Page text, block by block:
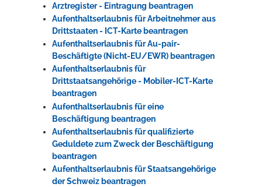
Arztregister - Eintragung beantragen
Aufenthaltserlaubnis für Arbeitnehmer aus
Drittstaaten - ICT-Karte beantragen
Aufenthaltserlaubnis für Au-pair-
Beschäftigte (Nicht-EU/EWR) beantragen
Aufenthaltserlaubnis für
Drittstaatsangehörige - Mobiler-ICT-Karte
beantragen
Aufenthaltserlaubnis für eine
Beschäftigung beantragen
Aufenthaltserlaubnis für qualifizierte
Geduldete zum Zweck der Beschäftigung
beantragen
Aufenthaltserlaubnis für Staatsangehörige
der Schweiz beantragen